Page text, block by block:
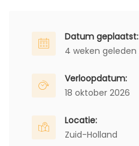
Datum geplaatst:
4 weken
Verloopdatum:
18 oktober 2026
Locatie:
Zuid-Holland